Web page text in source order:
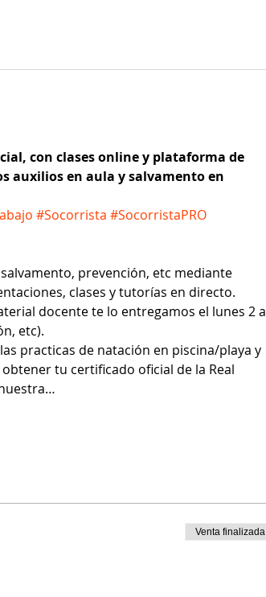
con clases online y plataforma de
auxilios en aula y salvamento en
#Socorrista #SocorristaPRO
prevención, etc mediante
clases y tutorías en directo.
docente te lo entregamos el lunes 2 a
etc).
practicas de natación en piscina/playa y
tu certificado oficial de la Real
Venta finalizada